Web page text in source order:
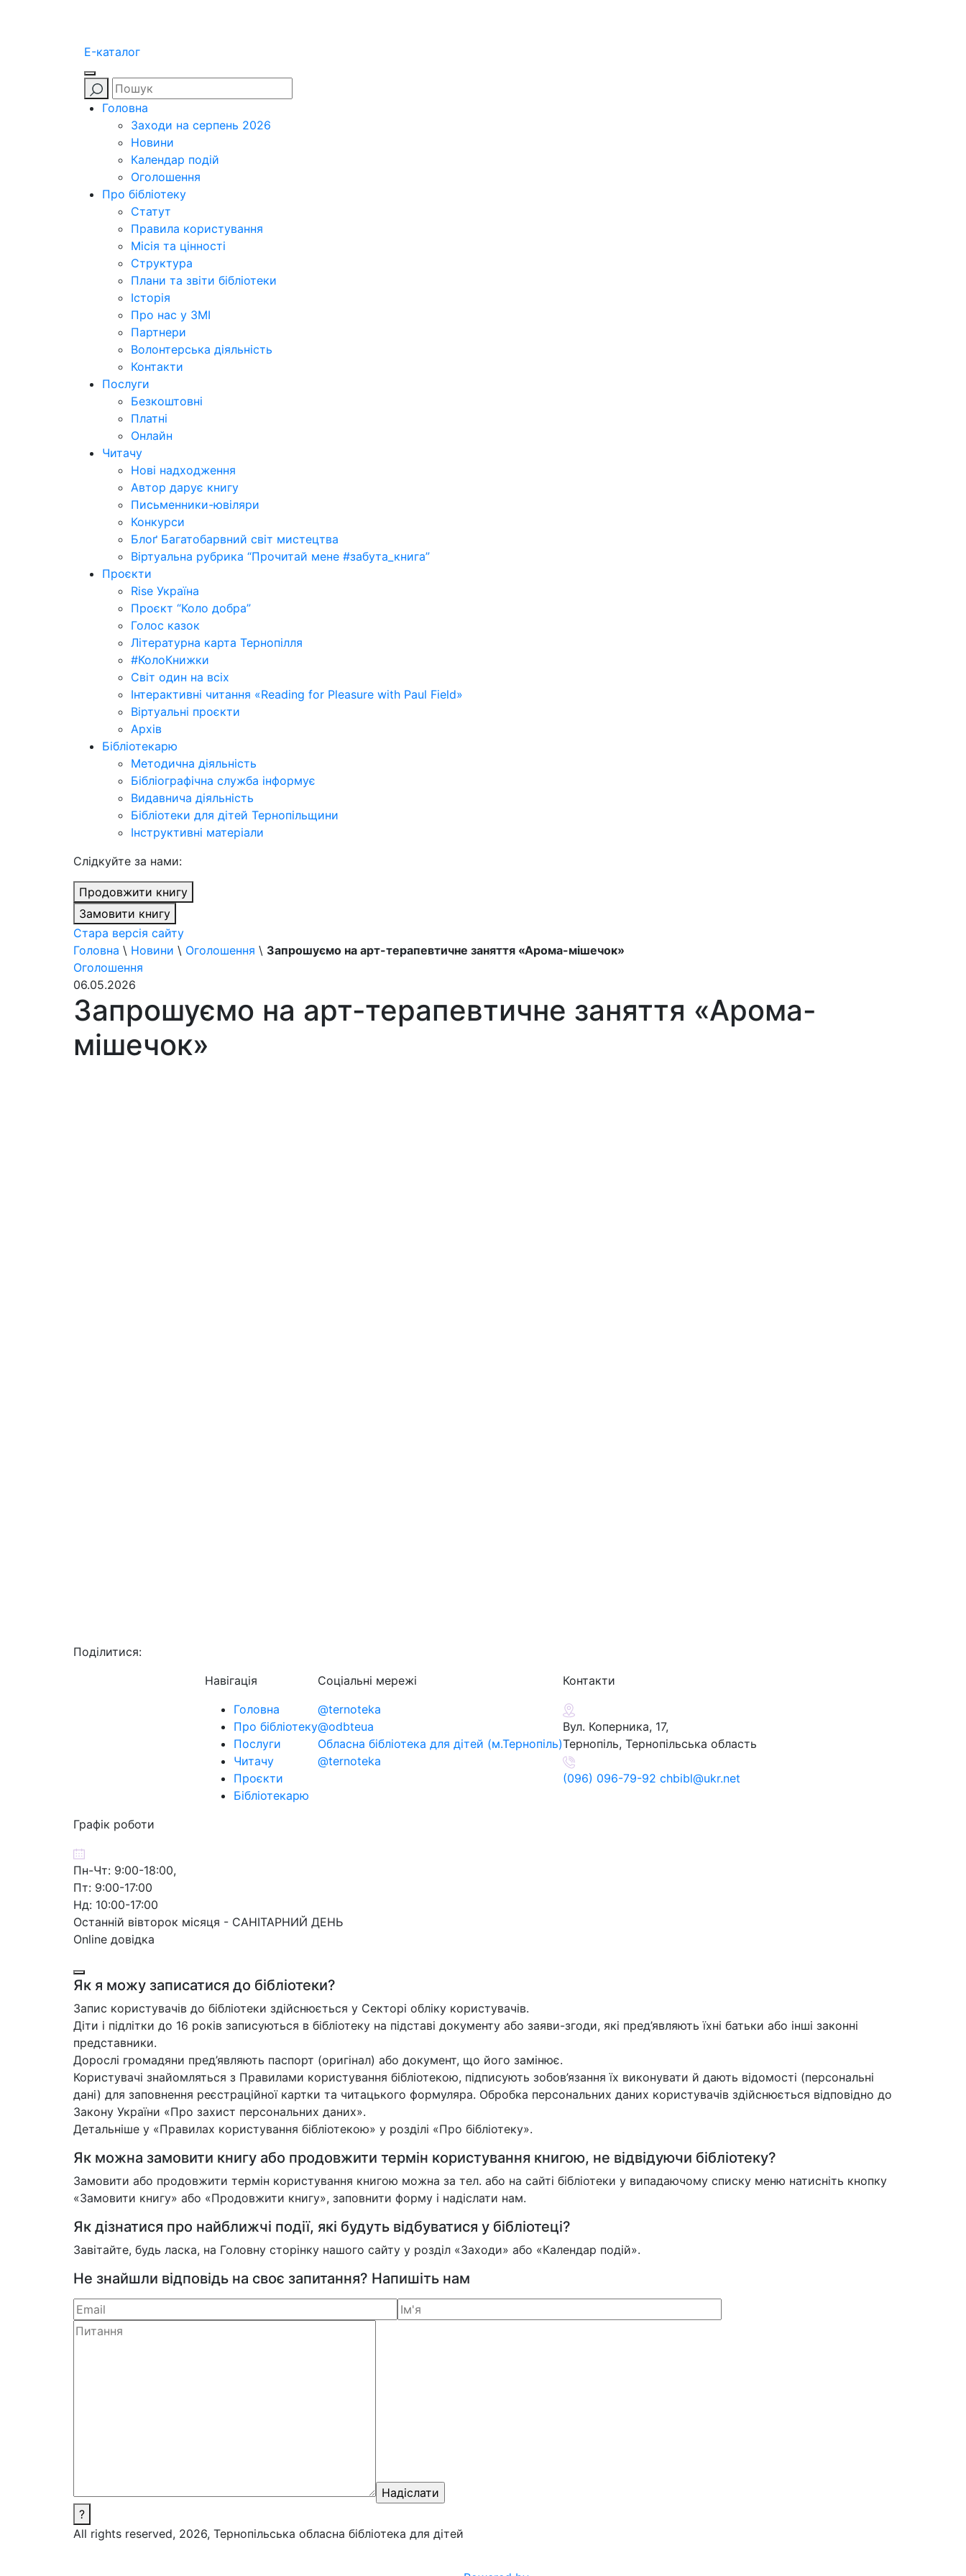
E-каталог
Головна
Заходи на серпень 2026
Новини
Календар подій
Оголошення
Про бібліотеку
Статут
Правила користування
Місія та цінності
Структура
Плани та звіти бібліотеки
Історія
Про нас у ЗМІ
Партнери
Волонтерська діяльність
Контакти
Послуги
Безкоштовні
Платні
Онлайн
Читачу
Нові надходження
Автор дарує книгу
Письменники-ювіляри
Конкурси
Блоґ Багатобарвний світ мистецтва
Віртуальна рубрика “Прочитай мене #забута_книга”
Проєкти
Rise Україна
Проєкт “Коло добра”
Голос казок
Літературна карта Тернопілля
#КолоКнижки
Світ один на всіх
Інтерактивні читання «Reading for Pleasure with Paul Field»
Віртуальні проєкти
Архів
Бібліотекарю
Методична діяльність
Бібліографічна служба інформує
Видавнича діяльність
Бібліотеки для дітей Тернопільщини
Інструктивні матеріали
Cлідкуйте за нами:
Продовжити книгу
Замовити книгу
Стара версія сайту
Головна \ Новини \ Оголошення \ Запрошуємо на арт-терапевтичне заняття «Арома-мішечок»
Оголошення
06.05.2026
Запрошуємо на арт-терапевтичне заняття «Арома-
мішечок»
Поділитися:
Навігація
Головна
Про бібліотеку
Послуги
Читачу
Проєкти
Бібліотекарю
Соціальні мережі
@ternoteka
@odbteua
Обласна бібліотека для дітей (м.Тернопіль)
@ternoteka
Контакти
Вул. Коперника, 17,
Тернопіль, Тернопільська область
(096) 096-79-92 chbibl@ukr.net
Графік роботи
Пн-Чт: 9:00-18:00,
Пт: 9:00-17:00
Нд: 10:00-17:00
Останній вівторок місяця - САНІТАРНИЙ ДЕНЬ
Online довідка
Як я можу записатися до бібліотеки?
Запис користувачів до бібліотеки здійснюється у Секторі обліку користувачів.
Діти і підлітки до 16 років записуються в бібліотеку на підставі документу або заяви-згоди, які пред’являють їхні батьки або інші законні
представники.
Дорослі громадяни пред’являють паспорт (оригінал) або документ, що його замінює.
Користувачі знайомляться з Правилами користування бібліотекою, підписують зобов’язання їх виконувати й дають відомості (персональні
дані) для заповнення реєстраційної картки та читацького формуляра. Обробка персональних даних користувачів здійснюється відповідно до
Закону України «Про захист персональних даних».
Детальніше у «Правилах користування бібліотекою» у розділі «Про бібліотеку».
Як можна замовити книгу або продовжити термін користування книгою, не відвідуючи бібліотеку?
Замовити або продовжити термін користування книгою можна за тел. або на сайті бібліотеки у випадаючому списку меню натисніть кнопку
«Замовити книгу» або «Продовжити книгу», заповнити форму і надіслати нам.
Як дізнатися про найближчі події, які будуть відбуватися у бібліотеці?
Завітайте, будь ласка, на Головну сторінку нашого сайту у розділ «Заходи» або «Календар подій».
Не знайшли відповідь на своє запитання? Напишіть нам
?
All rights reserved, 2026, Тернопільська обласна бібліотека для дітей